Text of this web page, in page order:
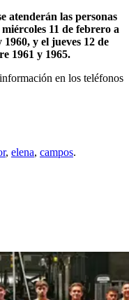
atenderán las personas
11 de febrero a
y el jueves 12 de
1961 y 1965.
en los teléfonos
, elena, campos.